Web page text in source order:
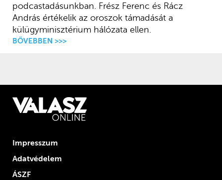
podcastadásunkban. Frész Ferenc és Rácz
András értékelik az oroszok támadását a
külügyminisztérium hálózata ellen.
BŐVEBBEN >>>
Impresszum
Adatvédelem
ÁSZF